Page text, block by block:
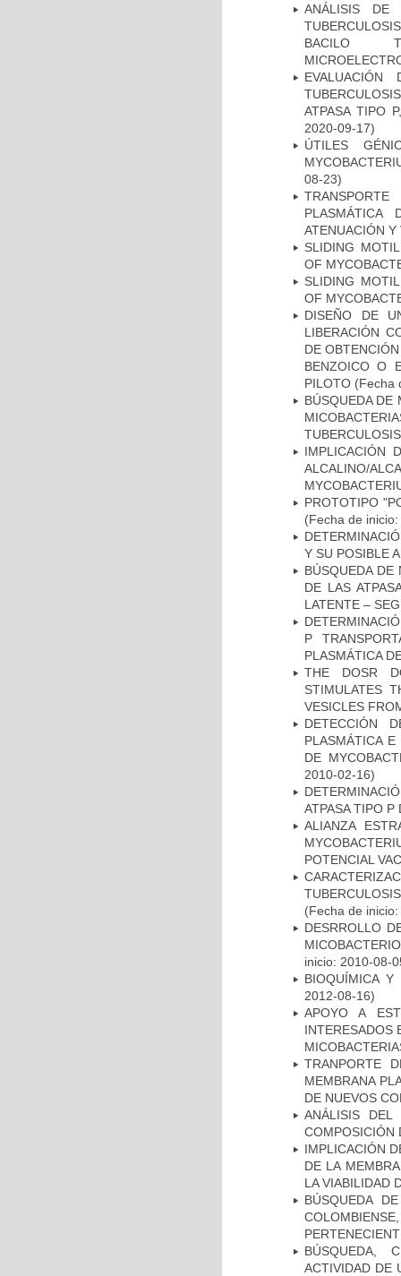
ANÁLISIS DE
BACILO
ATPASA TIPO
2020-09-17)
ÚTILES
08-23)
PLASMÁTICA
ATENUACIÓN Y
SLIDING
OF
SLIDING
OF
DISEÑO DE
LIBERACIÓN
DE
BENZOICO O
PILOTO (Fecha
BÚSQUEDA DE
IMPLICACIÓN
ALCALINO/
PROTOTIPO
(Fecha de
Y SU POSIBLE
BÚSQUEDA DE
DE LAS
LATENTE –
P
PLASMÁTICA
THE DOSR
STIMULATES
VESICLES
DETECCIÓN
PLASMÁTICA
DE
2010-02-16)
ATPASA TIPO
ALIANZA
POTENCIAL
(Fecha de
DESRROLLO
inicio: 2010-08-
BIOQUÍMICA Y
2012-08-16)
APOYO A
INTERESADOS
TRANPORTE
MEMBRANA
DE NUEVOS
ANÁLISIS DEL
COMPOSICIÓN
IMPLICACIÓN
DE LA
LA VIABILIDAD
BÚSQUEDA
BÚSQUEDA,
ACTIVIDAD DE